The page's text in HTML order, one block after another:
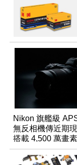
Nikon 旗艦級
無反相機傳近期
搭載 4,500 萬畫
感光元件？